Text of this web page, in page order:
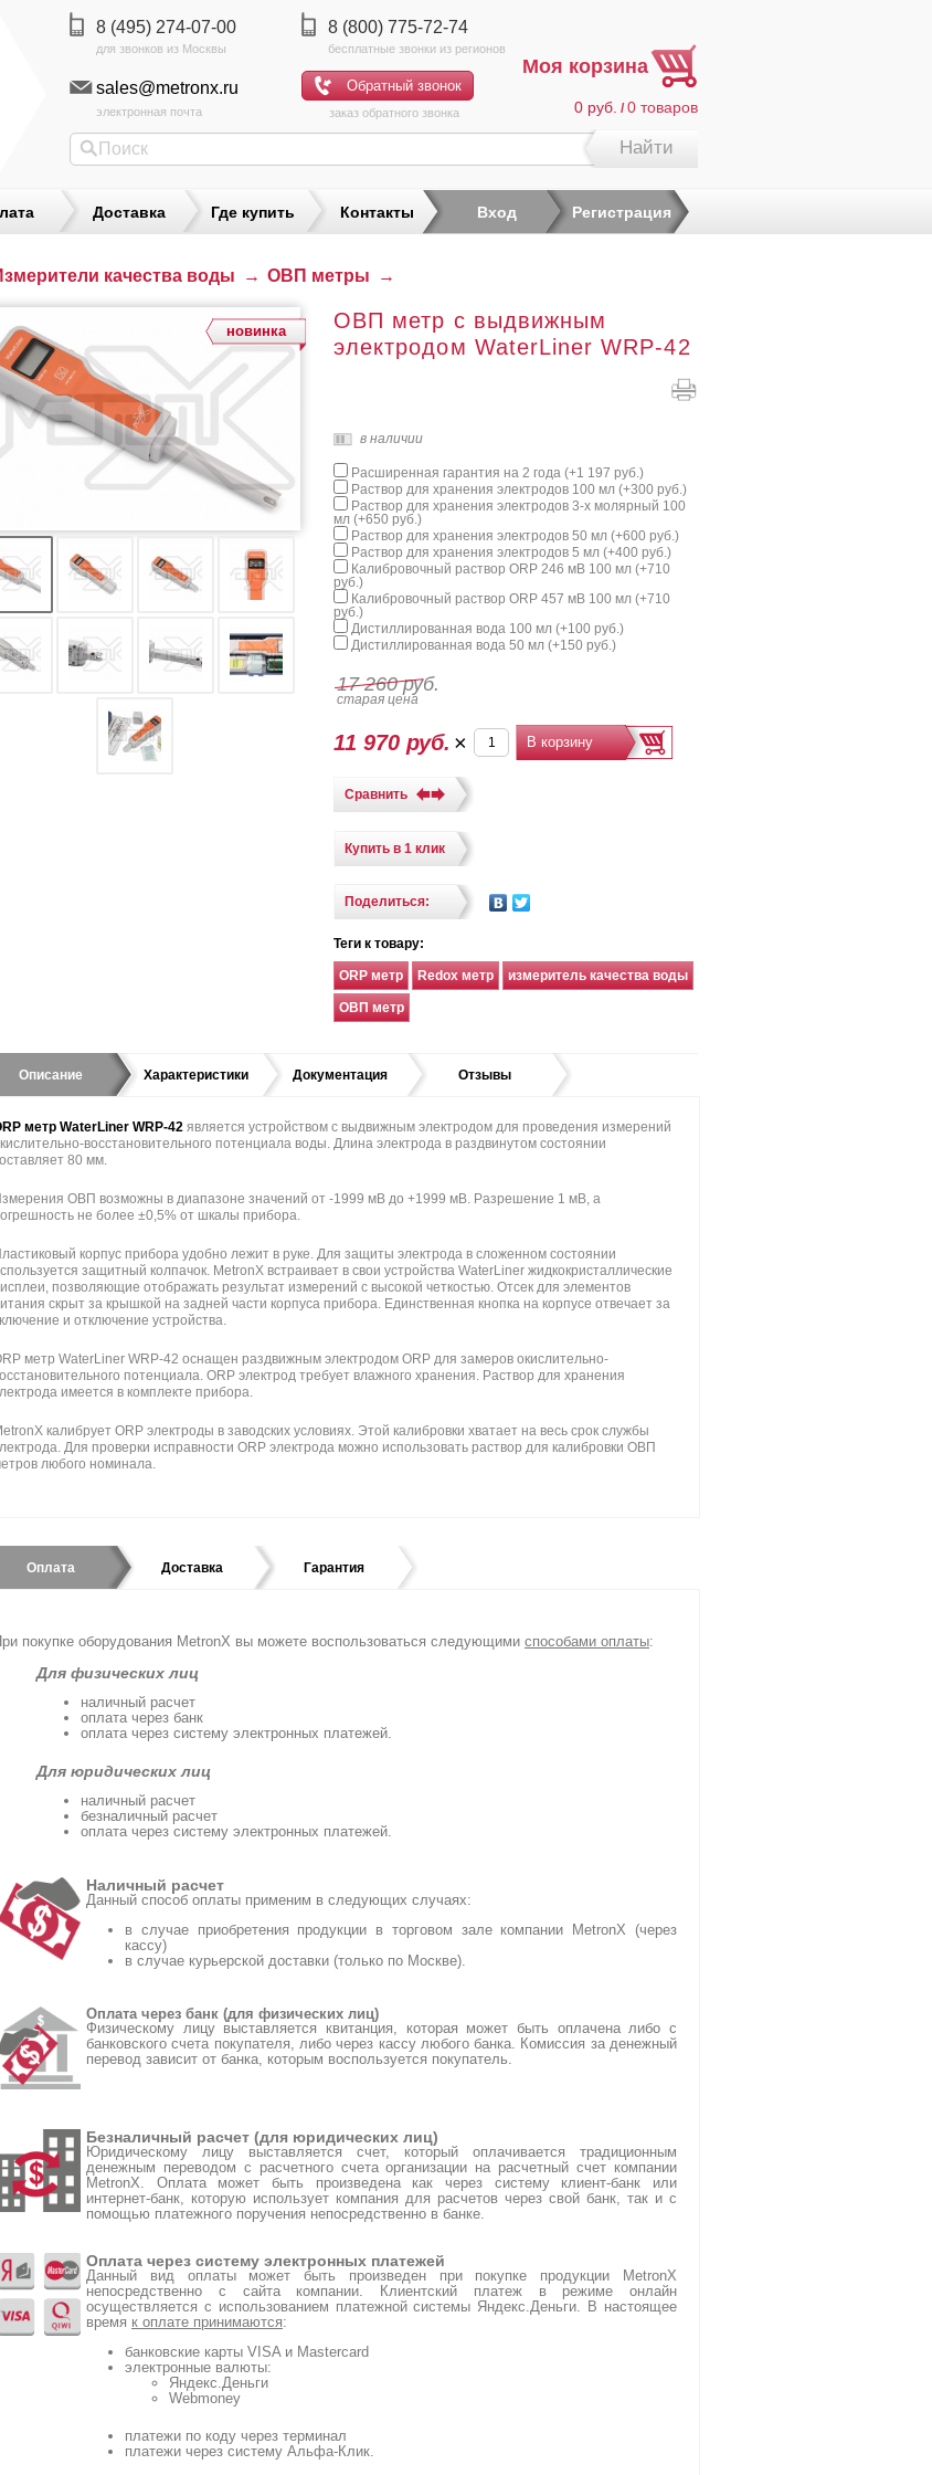
8 (495) 274-07-00 8 (800) 775-72-74
sales@metronx.ru
электронная почта заказ обратного звонка
Моя корзина
0 руб. /0 товаров
Найти
Доставка Где купить Контакты Вход Регистрация
качества воды → ОВП метры →
новинка
ОВП метр c выдвижным
электродом WaterLiner WRP-42
Купить в 1 клик
в наличии
Расширенная гарантия на 2 года (+1 197 руб.)
Раствор для хранения электродов 100 мл (+300 руб.)
Раствор для хранения электродов 3-х молярный 100
мл (+650 руб.)
Раствор для хранения электродов 50 мл (+600 руб.)
Раствор для хранения электродов 5 мл (+400 руб.)
Калибровочный раствор ORP 246 мВ 100 мл (+710
руб.)
Калибровочный раствор ORP 457 мВ 100 мл (+710
руб.)
Дистиллированная вода 100 мл (+100 руб.)
Дистиллированная вода 50 мл (+150 руб.)
17 260 руб.
старая цена
11 970 руб. ×
Сравнить
Поделиться:
Теги к товару:
ORP метр Redox метр измеритель качества воды
ОВП метр
Описание Характеристики Документация Отзывы
метр WaterLiner WRP-42 является устройством с выдвижным электродом для проведения измерений
восстановительного потенциала воды. Длина электрода в раздвинутом состоянии
80 мм.
ОВП возможны в диапазоне значений от -1999 мВ до +1999 мВ. Разрешение 1 мВ, а
не более ±0,5% от шкалы прибора.
корпус прибора удобно лежит в руке. Для защиты электрода в сложенном состоянии
защитный колпачок. MetronX встраивает в свои устройства WaterLiner жидкокристаллические
позволяющие отображать результат измерений с высокой четкостью. Отсек для элементов
скрыт за крышкой на задней части корпуса прибора. Единственная кнопка на корпусе отвечает за
и отключение устройства.
метр WaterLiner WRP-42 оснащен раздвижным электродом ORP для замеров окислительно-
потенциала. ORP электрод требует влажного хранения. Раствор для хранения
имеется в комплекте прибора.
калибрует ORP электроды в заводских условиях. Этой калибровки хватает на весь срок службы
Для проверки исправности ORP электрода можно использовать раствор для калибровки ОВП
любого номинала.
Оплата Доставка Гарантия
покупке оборудования MetronX вы можете воспользоваться следующими способами оплаты:
Для физических лиц
наличный расчет
оплата через банк
оплата через систему электронных платежей.
Для юридических лиц
наличный расчет
безналичный расчет
оплата через систему электронных платежей.
Наличный расчет
Данный способ оплаты применим в следующих случаях:
в случае приобретения продукции в торговом зале компании MetronX (через
кассу)
в случае курьерской доставки (только по Москве).
Оплата через банк (для физических лиц)
Физическому лицу выставляется квитанция, которая может быть оплачена либо с
банковского счета покупателя, либо через кассу любого банка. Комиссия за денежный
перевод зависит от банка, которым воспользуется покупатель.
Безналичный расчет (для юридических лиц)
Юридическому лицу выставляется счет, который оплачивается традиционным
денежным переводом с расчетного счета организации на расчетный счет компании
MetronX. Оплата может быть произведена как через систему клиент-банк или
интернет-банк, которую использует компания для расчетов через свой банк, так и с
помощью платежного поручения непосредственно в банке.
Оплата через систему электронных платежей
Данный вид оплаты может быть произведен при покупке продукции MetronX
непосредственно с сайта компании. Клиентский платеж в режиме онлайн
осуществляется с использованием платежной системы Яндекс.Деньги. В настоящее
время к оплате принимаются:
банковские карты VISA и Mastercard
электронные валюты:
Яндекс.Деньги
Webmoney
платежи по коду через терминал
платежи через систему Альфа-Клик.